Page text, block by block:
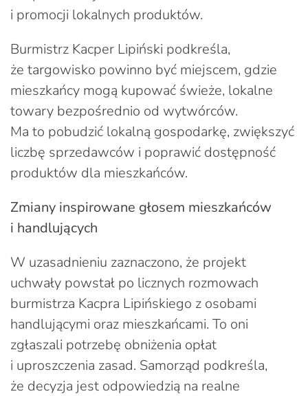
i promocji lokalnych produktów.
Burmistrz Kacper Lipiński podkreśla,
że targowisko powinno być miejscem, gdzie
mieszkańcy mogą kupować świeże, lokalne
towary bezpośrednio od wytwórców.
Ma to pobudzić lokalną gospodarkę, zwiększyć
liczbę sprzedawców i poprawić dostępność
produktów dla mieszkańców.
Zmiany inspirowane głosem mieszkańców
i handlujących
W uzasadnieniu zaznaczono, że projekt
uchwały powstał po licznych rozmowach
burmistrza Kacpra Lipińskiego z osobami
handlującymi oraz mieszkańcami. To oni
zgłaszali potrzebę obniżenia opłat
i uproszczenia zasad. Samorząd podkreśla,
że decyzja jest odpowiedzią na realne